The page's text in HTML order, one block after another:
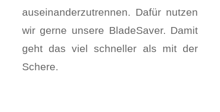
auseinanderzutrennen. Dafür nutzen
wir gerne unsere BladeSaver. Damit
geht das viel schneller als mit der
Schere.